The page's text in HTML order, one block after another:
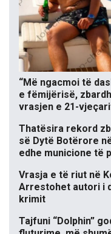
“Më ngacmoi të
e fëmijërisë,
vrasjen e 21-
Thatësira rekord
së Dytë Botërore
edhe municione të
Vrasja e të riut në
Arrestohet autori i
krimit
Tajfuni “Dolphin”